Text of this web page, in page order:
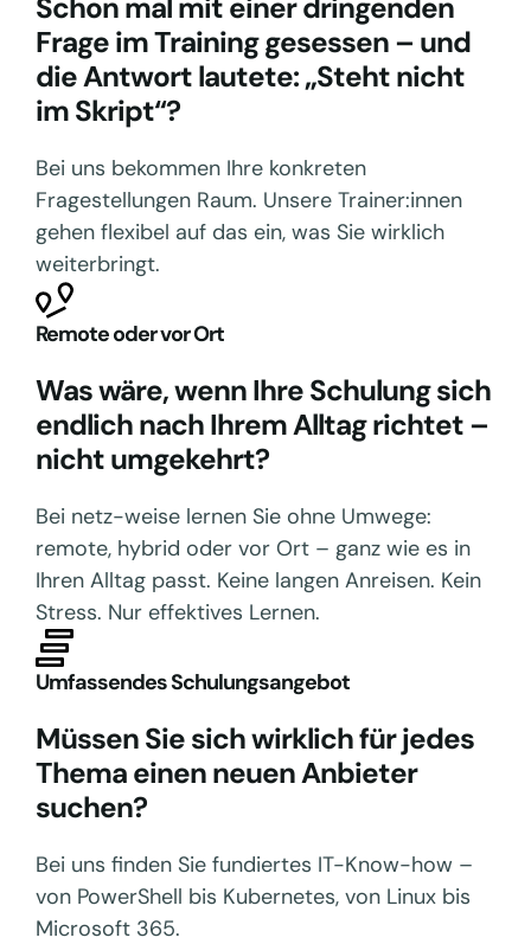
Schon mal mit einer dringenden
Frage im Training gesessen – und
die Antwort lautete: „Steht nicht
im Skript“?
Bei uns bekommen Ihre konkreten
Fragestellungen Raum. Unsere Trainer:innen
gehen flexibel auf das ein, was Sie wirklich
weiterbringt.
Remote oder vor Ort
Was wäre, wenn Ihre Schulung sich
endlich nach Ihrem Alltag richtet –
nicht umgekehrt?
Bei netz-weise lernen Sie ohne Umwege:
remote, hybrid oder vor Ort – ganz wie es in
Ihren Alltag passt. Keine langen Anreisen. Kein
Stress. Nur effektives Lernen.
Umfassendes Schulungsangebot
Müssen Sie sich wirklich für jedes
Thema einen neuen Anbieter
suchen?
Bei uns finden Sie fundiertes IT-Know-how –
von PowerShell bis Kubernetes, von Linux bis
Microsoft 365.